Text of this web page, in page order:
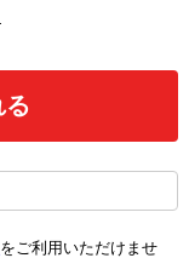
をご利用いただけませ